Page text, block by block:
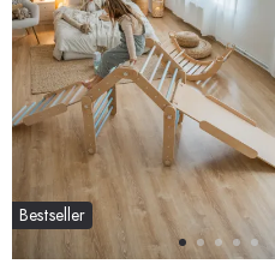
Bestseller